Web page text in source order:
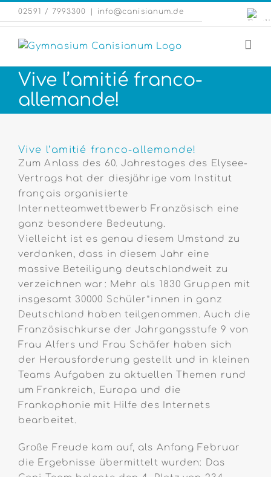
Zum
Inhalt
springen
02591 / 7993300 info@canisianum.de
Vive l’amitié franco-
allemande!
grösseres
Bild
Vive l’amitié franco-allemande!
Zum Anlass des 60. Jahrestages des Elysee-
Vertrags hat der diesjährige vom Institut
français organisierte
Internetteamwettbewerb Französisch eine
ganz besondere Bedeutung.
Vielleicht ist es genau diesem Umstand zu
verdanken, dass in diesem Jahr eine
massive Beteiligung deutschlandweit zu
verzeichnen war: Mehr als 1830 Gruppen mit
insgesamt 30000 Schüler*innen in ganz
Deutschland haben teilgenommen. Auch die
Französischkurse der Jahrgangsstufe 9 von
Frau Alfers und Frau Schäfer haben sich
der Herausforderung gestellt und in kleinen
Teams Aufgaben zu aktuellen Themen rund
um Frankreich, Europa und die
Frankophonie mit Hilfe des Internets
bearbeitet.
Große Freude kam auf, als Anfang Februar
die Ergebnisse übermittelt wurden: Das